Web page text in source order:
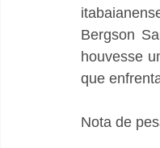
Bergson
houvesse
que
Nota de